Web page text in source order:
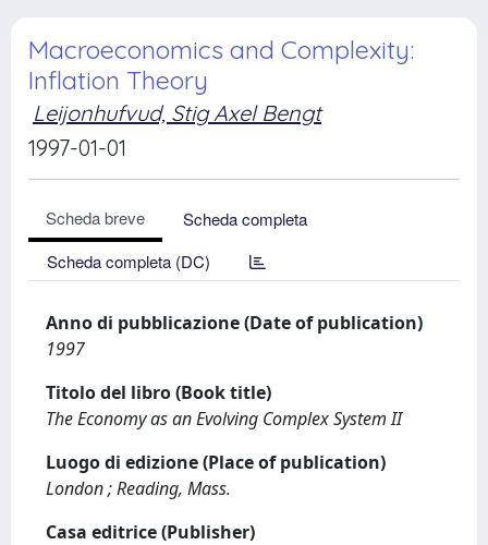
Macroeconomics and Complexity:
Inflation Theory
Leijonhufvud, Stig Axel Bengt
1997-01-01
Scheda breve
Scheda completa
Scheda completa (DC)
Anno di pubblicazione (Date of publication)
1997
Titolo del libro (Book title)
The Economy as an Evolving Complex System II
Luogo di edizione (Place of publication)
London ; Reading, Mass.
Casa editrice (Publisher)